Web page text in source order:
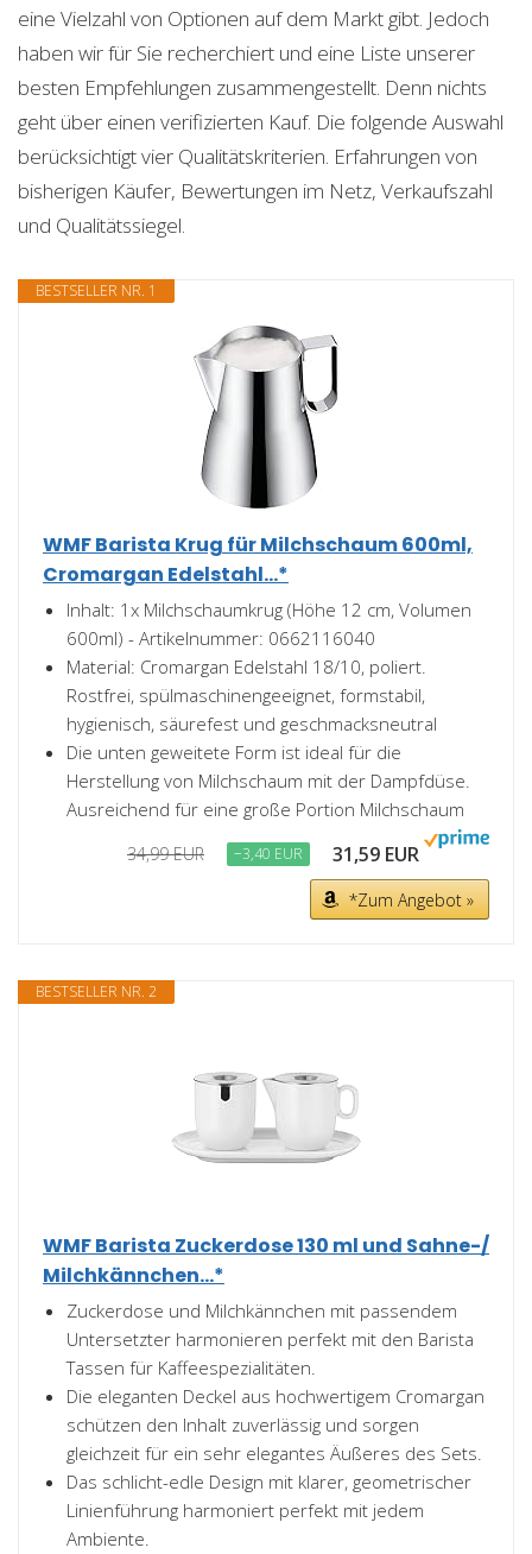
eine Vielzahl von Optionen auf dem Markt gibt. Jedoch
haben wir für Sie recherchiert und eine Liste unserer
besten Empfehlungen zusammengestellt. Denn nichts
geht über einen verifizierten Kauf. Die folgende Auswahl
berücksichtigt vier Qualitätskriterien. Erfahrungen von
bisherigen Käufer, Bewertungen im Netz, Verkaufszahl
und Qualitätssiegel.
BESTSELLER NR. 1
WMF Barista Krug für Milchschaum 600ml,
Cromargan Edelstahl...*
Inhalt: 1x Milchschaumkrug (Höhe 12 cm, Volumen
600ml) - Artikelnummer: 0662116040
Material: Cromargan Edelstahl 18/10, poliert.
Rostfrei, spülmaschinengeeignet, formstabil,
hygienisch, säurefest und geschmacksneutral
Die unten geweitete Form ist ideal für die
Herstellung von Milchschaum mit der Dampfdüse.
Ausreichend für eine große Portion Milchschaum
34,99 EUR −3,40 EUR 31,59 EUR
*Zum Angebot »
BESTSELLER NR. 2
WMF Barista Zuckerdose 130 ml und Sahne-/
Milchkännchen...*
Zuckerdose und Milchkännchen mit passendem
Untersetzter harmonieren perfekt mit den Barista
Tassen für Kaffeespezialitäten.
Die eleganten Deckel aus hochwertigem Cromargan
schützen den Inhalt zuverlässig und sorgen
gleichzeit für ein sehr elegantes Äußeres des Sets.
Das schlicht-edle Design mit klarer, geometrischer
Linienführung harmoniert perfekt mit jedem
Ambiente.